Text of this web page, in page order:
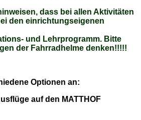
dass bei allen Aktivitäten
den einrichtungseigenen
und Lehrprogramm. Bitte
der Fahrradhelme denken!!!!!
Optionen an:
auf den MATTHOF